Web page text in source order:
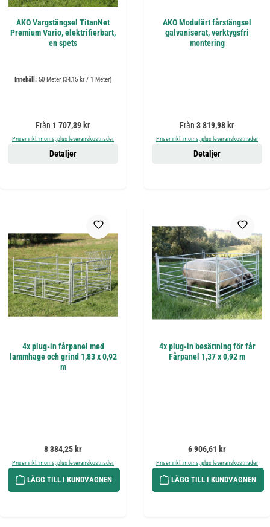
AKO Vargstängsel TitanNet
Premium Vario, elektrifierbart,
en spets
Innehåll: 50 Meter (34,15 kr / 1 Meter)
Ordinarie pris:
Från 1 707,39 kr
Priser inkl. moms, plus leveranskostnader
Detaljer
AKO Modulärt fårstängsel
galvaniserat, verktygsfri
montering
Ordinarie pris:
Från 3 819,98 kr
Priser inkl. moms, plus leveranskostnader
Detaljer
4x plug-in fårpanel med
lammhage och grind 1,83 x 0,92
m
Ordinarie pris:
8 384,25 kr
Priser inkl. moms, plus leveranskostnader
LÄGG TILL I KUNDVAGNEN
4x plug-in besättning för får
Fårpanel 1,37 x 0,92 m
Ordinarie pris:
6 906,61 kr
Priser inkl. moms, plus leveranskostnader
LÄGG TILL I KUNDVAGNEN